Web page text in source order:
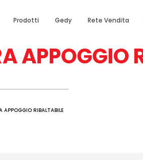
Prodotti Gedy Rete Vendita
APPOGGIO
APPOGGIO RIBALTABILE